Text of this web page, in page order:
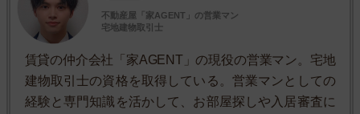
不動産屋「家AGENT」の営業マン
宅地建物取引士
賃貸の仲介会社「家AGENT」の現役の営業マン。宅地
建物取引士の資格を取得している。営業マンとしての
経験と専門知識を活かして、お部屋探しや入居審査に